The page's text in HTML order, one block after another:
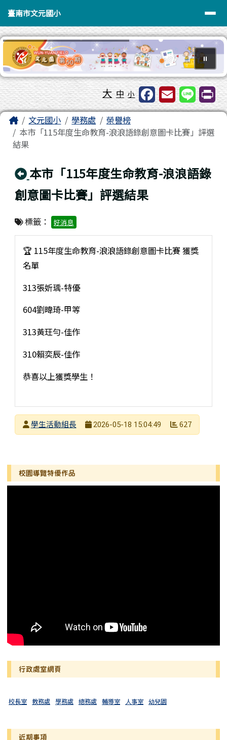
臺南市文元國小
導覽列
臺南市文元國小
⏸
工具列 大 中 小
主內容區域
Home文元國小 學務處
榮譽榜
本市「115年度生命教育-浪浪語錄創意圖卡比賽」評選
結果
回上頁
本市「115年度生命教育-浪浪語錄
創意圖卡比賽」評選結果
標籤： 好消息
🏆 115年度生命教育-浪浪語錄創意圖卡比賽 獲獎
名單
313張妡瑀-特優
604劉暐琦-甲等
313黃玨勻-佳作
310賴奕辰-佳作
恭喜以上獲獎學生！
發布者
學生活動組長
2026-05-18 15:04:49 627
左邊區域內容
校園導覽特優作品
行政處室網頁
校長室 教務處 學務處 總務處 輔導室 人事室 幼兒園
近期事項
頁尾區域